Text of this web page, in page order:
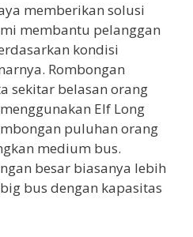
memberikan solusi
membantu pelanggan
kondisi
Rombongan
sekitar belasan orang
Elf Long
puluhan orang
medium bus.
besar biasanya lebih
bus dengan kapasitas